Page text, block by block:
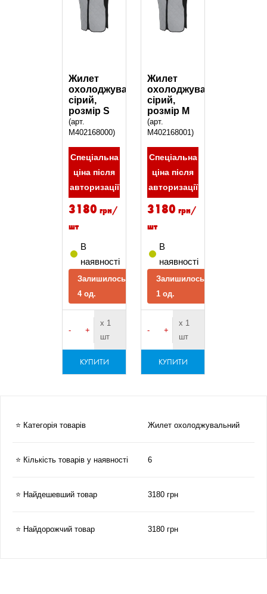
Жилет
охолоджувальний,
сірий,
розмір S
(арт.
M402168000)
Спеціальна
ціна після
авторизації
3180 грн/
шт
В
наявності
Залишилось
4 од.
- +
х 1
шт
КУПИТИ
Жилет
охолоджувальний,
сірий,
розмір M
(арт.
M402168001)
Спеціальна
ціна після
авторизації
3180 грн/
шт
В
наявності
Залишилось
1 од.
- +
х 1
шт
КУПИТИ
⭐ Категорія товарів Жилет охолоджувальний
⭐ Кількість товарів у наявності 6
⭐ Найдешевший товар 3180 грн
⭐ Найдорожчий товар 3180 грн